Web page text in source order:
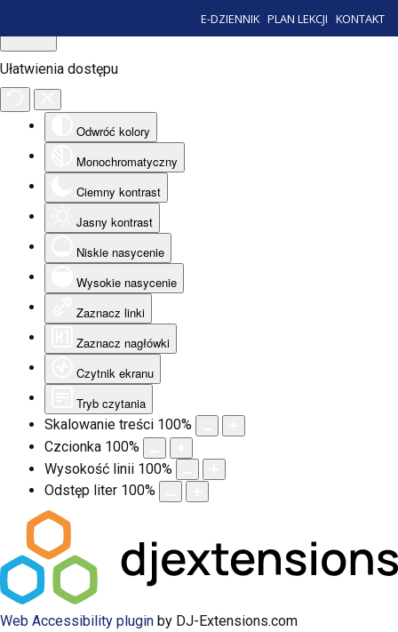
Ułatwienia dostępu
Odwróć kolory
Monochromatyczny
Ciemny kontrast
Jasny kontrast
Niskie nasycenie
Wysokie nasycenie
Zaznacz linki
Zaznacz nagłówki
Czytnik ekranu
Tryb czytania
Skalowanie treści 100%
Czcionka 100%
Wysokość linii 100%
Odstęp liter 100%
Web Accessibility plugin by DJ-Extensions.com
E-DZIENNIK PLAN LEKCJI KONTAKT